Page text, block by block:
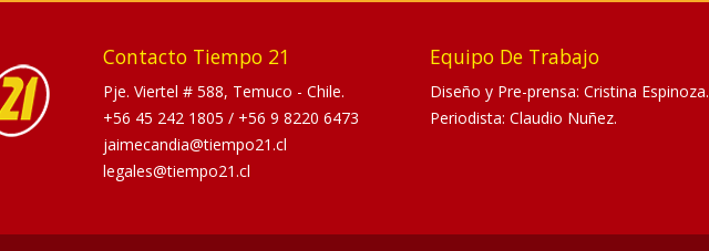
Contacto Tiempo 21
Pje. Viertel # 588, Temuco - Chile.
+56 45 242 1805 / +56 9 8220 6473
jaimecandia@tiempo21.cl
legales@tiempo21.cl
Equipo De Trabajo
Diseño y Pre-prensa: Cristina Espinoza.
Periodista: Claudio Nuñez.